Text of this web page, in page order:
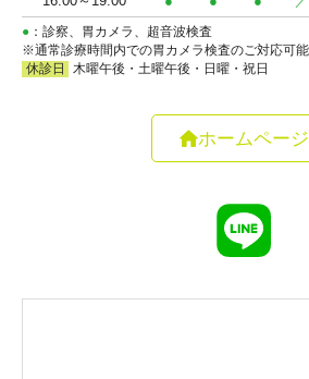
ホームページ